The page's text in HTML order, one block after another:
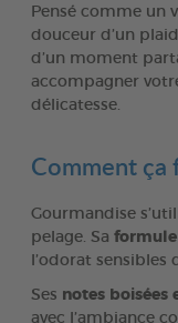
Pensé comme un
douceur d’un
d’un moment
accompagner
délicatesse.
Comment ça
Gourmandise
pelage. Sa formule
l’odorat sensibles
Ses notes boisées
avec l’ambiance